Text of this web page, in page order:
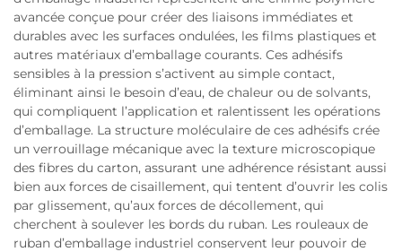
avancée conçue pour créer des liaisons immédiates et
durables avec les surfaces ondulées, les films plastiques et
autres matériaux d’emballage courants. Ces adhésifs
sensibles à la pression s’activent au simple contact,
éliminant ainsi le besoin d’eau, de chaleur ou de solvants,
qui compliquent l’application et ralentissent les opérations
d’emballage. La structure moléculaire de ces adhésifs crée
un verrouillage mécanique avec la texture microscopique
des fibres du carton, assurant une adhérence résistant aussi
bien aux forces de cisaillement, qui tentent d’ouvrir les colis
par glissement, qu’aux forces de décollement, qui
cherchent à soulever les bords du ruban. Les rouleaux de
ruban d’emballage industriel conservent leur pouvoir de